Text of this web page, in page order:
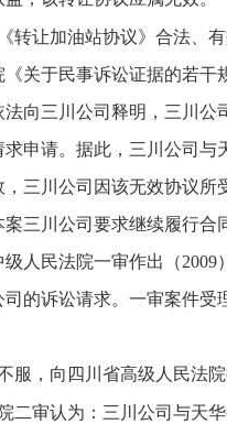
转让加油站协议》合法、
关于民事诉讼证据的若干
向三川公司释明，三川公
申请。据此，三川公司与
，三川公司因该无效协议所
三川公司要求继续履行合
人民法院一审作出（2009
的诉讼请求。一审案件受
服，向四川省高级人民法
二审认为：三川公司与天